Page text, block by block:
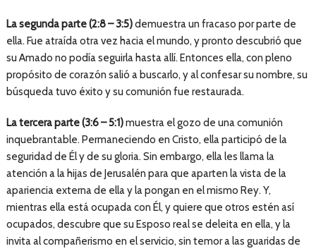
La segunda parte (2:8 – 3:5)demuestra un fracaso por parte de
ella. Fue atraída otra vez hacia el mundo, y pronto descubrió que
su Amado no podía seguirla hasta allí. Entonces ella, con pleno
propósito de corazón salió a buscarlo, y al confesar su nombre, su
búsqueda tuvo éxito y su comunión fue restaurada.
La tercera parte (3:6 – 5:1)muestra el gozo de una comunión
inquebrantable. Permaneciendo en Cristo, ella participó de la
seguridad de Él y de su gloria. Sin embargo, ella les llama la
atención a la hijas de Jerusalén para que aparten la vista de la
apariencia externa de ella y la pongan en el mismo Rey. Y,
mientras ella está ocupada con Él, y quiere que otros estén así
ocupados, descubre que su Esposo real se deleita en ella, y la
invita al compañerismo en el servicio, sin temor a las guaridas de